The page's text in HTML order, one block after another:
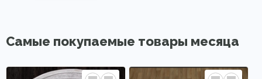
Самые покупаемые товары месяца